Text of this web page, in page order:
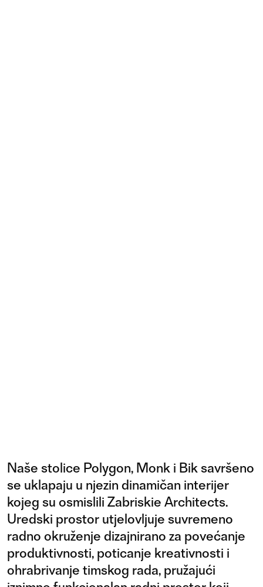
Naše stolice Polygon, Monk i Bik savršeno
se uklapaju u njezin dinamičan interijer
kojeg su osmislili Zabriskie Architects.
Uredski prostor utjelovljuje suvremeno
radno okruženje dizajnirano za povećanje
produktivnosti, poticanje kreativnosti i
ohrabrivanje timskog rada, pružajući